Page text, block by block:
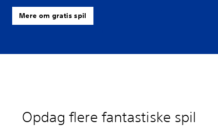
Mere om gratis spil
Opdag flere fantastiske spil